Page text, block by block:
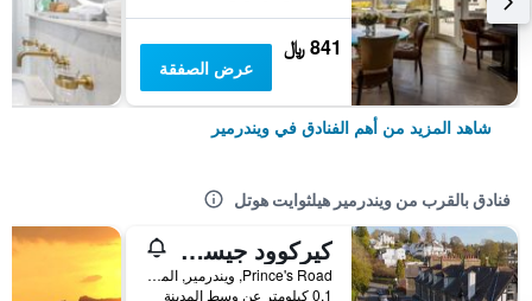
841 ﷼
عرض الصفقة
شاهد المزيد من أهم الفنادق في ويندرمير
فنادق بالقرب من ويندرمير هيلثوايت هوتل
كيركوود جيست هاوس
Prince's Road, ويندرمير, المملكة المتحدة
0.1 كيلومتر عن وسط المدينة